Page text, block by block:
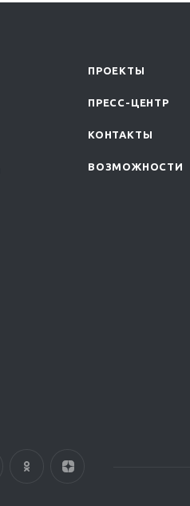
ПРОЕКТЫ
ПРЕСС-ЦЕНТР
КОНТАКТЫ
ВОЗМОЖНОСТИ